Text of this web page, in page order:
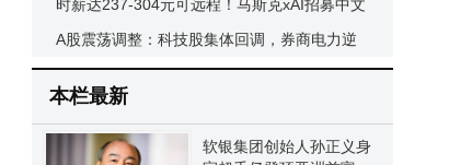
化镓成差旅备用优选方案
时薪达237-304元可远程！马斯克xAI招募中文
AI训练师 助力Grok多语言发展
A股震荡调整：科技股集体回调，券商电力逆
市走强，后市如何布局？
本栏最新
软银集团创始人孙正义身